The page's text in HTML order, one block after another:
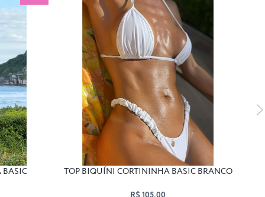
TOP BIQUÍNI CORTININHA BASIC BRANCO